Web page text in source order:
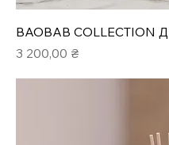
BAOBAB COLLECTION
Ціна
3 200,00 ₴